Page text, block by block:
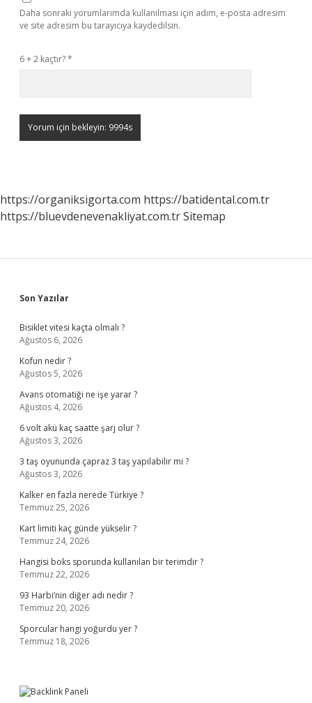
Daha sonraki yorumlarımda kullanılması için adım, e-posta adresim
ve site adresim bu tarayıcıya kaydedilsin.
6 + 2 kaçtır?*
https://organiksigorta.com https://batidental.com.tr
https://bluevdenevenakliyat.com.trSitemap
Sidebar
Son Yazılar
Bisiklet vitesi kaçta olmalı ?
Ağustos 6, 2026
Kofun nedir ?
Ağustos 5, 2026
Avans otomatiği ne işe yarar ?
Ağustos 4, 2026
6 volt akü kaç saatte şarj olur ?
Ağustos 3, 2026
3 taş oyununda çapraz 3 taş yapılabilir mi ?
Ağustos 3, 2026
Kalker en fazla nerede Türkiye ?
Temmuz 25, 2026
Kart limiti kaç günde yükselir ?
Temmuz 24, 2026
Hangisi boks sporunda kullanılan bir terimdir ?
Temmuz 22, 2026
93 Harbi’nin diğer adı nedir ?
Temmuz 20, 2026
Sporcular hangi yoğurdu yer ?
Temmuz 18, 2026